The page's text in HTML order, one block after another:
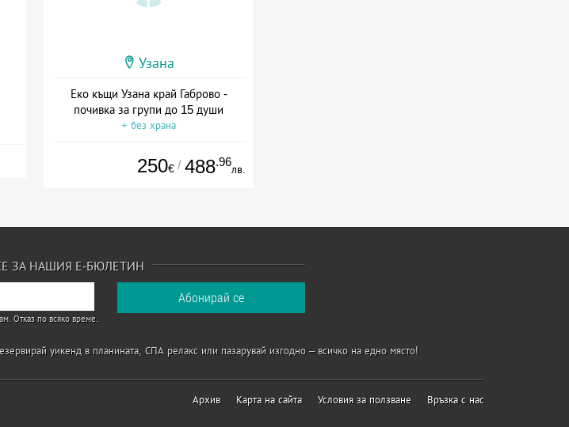
Узана
Еко къщи Узана край Габрово -
почивка за групи до 15 души
+ без храна
250€ / 488.96
лв.
ЗА НАШИЯ Е-БЮЛЕТИН
Отказ по всяко време.
уикенд в планината, СПА релакс или пазарувай изгодно – всичко на едно място!
Архив Карта на сайта Условия за ползване Връзка с нас